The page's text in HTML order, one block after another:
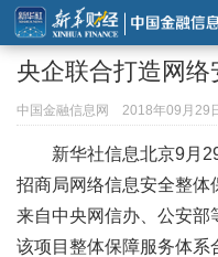
央企联合打造网
中国金融信息网 2018年09月29
新华社信息北京9月
招商局网络信息安全整体
来自中央网信办、公安部
该项目整体保障服务体系